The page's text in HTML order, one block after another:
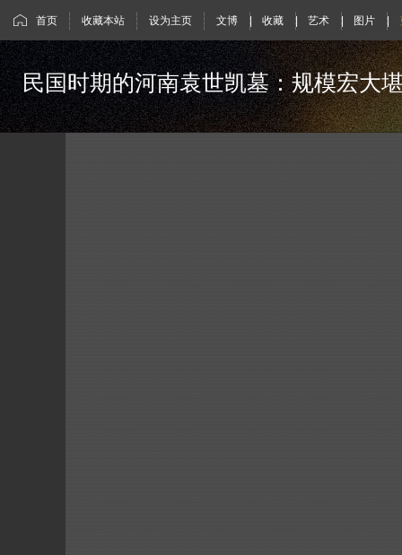
首页 收藏本站 设为主页 文博 | 收藏 | 艺术 | 图片 |
民国时期的河南袁世凯墓：规模宏大